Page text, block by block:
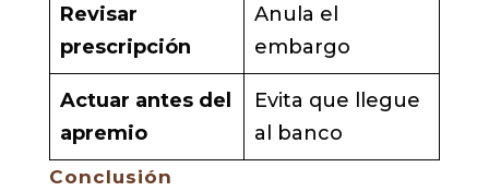
Revisar
prescripción
Anula el
embargo
Actuar antes del
apremio
Evita que llegue
al banco
Conclusión